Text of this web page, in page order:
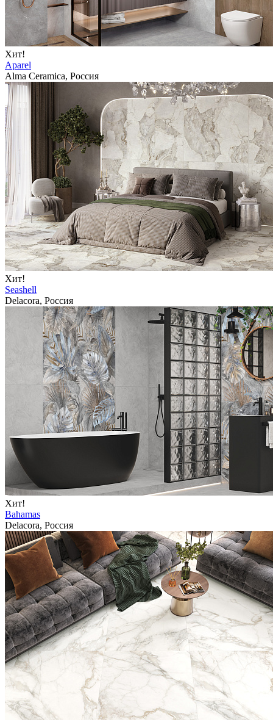
Хит!
Aparel
Alma Ceramica, Россия
Хит!
Seashell
Delacora, Россия
Хит!
Bahamas
Delacora, Россия